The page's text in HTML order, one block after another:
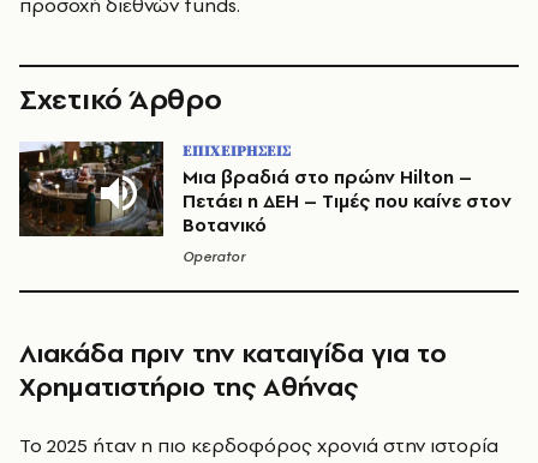
Σχετικό Άρθρο
ΕΠΙΧΕΙΡΗΣΕΙΣ
Μια βραδιά στο πρώην Hilton –
Πετάει η ΔΕΗ – Tιμές που καίνε στον
Βοτανικό
Operator
Λιακάδα πριν την καταιγίδα για το
Χρηματιστήριο της Αθήνας
Το 2025 ήταν η πιο κερδοφόρος χρονιά στην ιστορία